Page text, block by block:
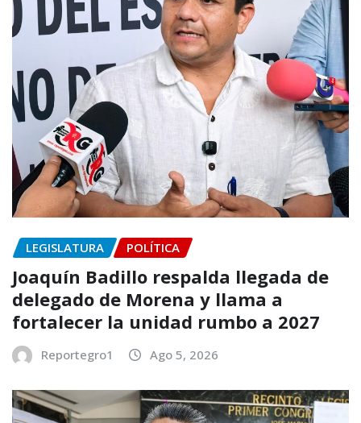
LEGISLATURA POLÍTICA
Joaquín Badillo respalda llegada de
delegado de Morena y llama a
fortalecer la unidad rumbo a 2027
Reportegro1 Ago 5, 2026